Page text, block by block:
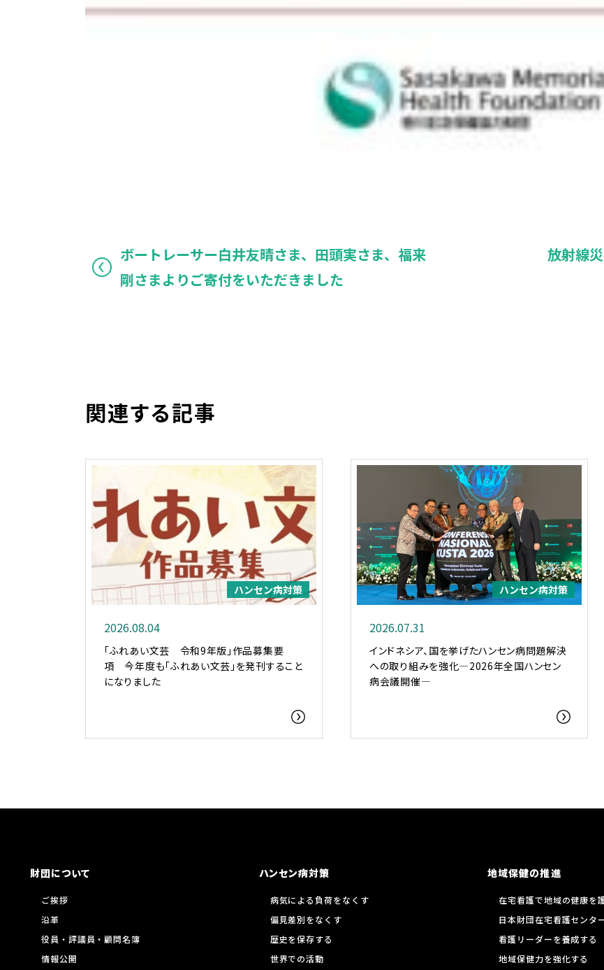
ボートレーサー白井友晴さま、田頭実さま、福来
剛さまよりご寄付をいただきました
放射線
関連する記事
ハンセン病対策
2026.08.04
「ふれあい文芸 令和9年版」作品募集要
項 今年度も「ふれあい文芸」を発刊すること
になりました
ハンセン病対策
2026.07.31
インドネシア、国を挙げたハンセン病問題解決
への取り組みを強化―2026年全国ハンセン
病会議開催―
財団について
ご挨拶
沿革
役員・評議員・顧問名簿
情報公開
ハンセン病対策
病気による負荷をなくす
偏見差別をなくす
歴史を保存する
世界での活動
地域保健の推進
在宅看護で地域の健康を
日本財団在宅看護センタ
看護リーダーを養成する
地域保健力を強化する